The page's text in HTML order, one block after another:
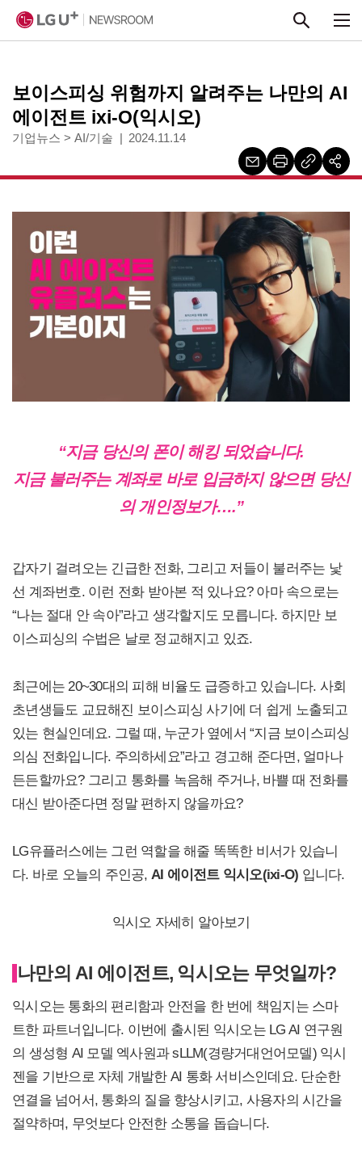
보이스피싱 위험까지 알려주는 나만의 AI
에이전트 ixi-O(익시오)
기업뉴스 > AI/기술 2024.11.14
“지금 당신의 폰이 해킹 되었습니다.
지금 불러주는 계좌로 바로 입금하지 않으면 당신
의 개인정보가….”
갑자기 걸려오는 긴급한 전화, 그리고 저들이 불러주는 낯
선 계좌번호. 이런 전화 받아본 적 있나요? 아마 속으로는
“나는 절대 안 속아”라고 생각할지도 모릅니다. 하지만 보
이스피싱의 수법은 날로 정교해지고 있죠.
최근에는 20~30대의 피해 비율도 급증하고 있습니다. 사회
초년생들도 교묘해진 보이스피싱 사기에 더 쉽게 노출되고
있는 현실인데요. 그럴 때, 누군가 옆에서 “지금 보이스피싱
의심 전화입니다. 주의하세요”라고 경고해 준다면, 얼마나
든든할까요? 그리고 통화를 녹음해 주거나, 바쁠 때 전화를
대신 받아준다면 정말 편하지 않을까요?
LG유플러스에는 그런 역할을 해줄 똑똑한 비서가 있습니
다. 바로 오늘의 주인공, AI 에이전트 익시오(ixi-O) 입니다.
익시오 자세히 알아보기
나만의 AI 에이전트, 익시오는 무엇일까?
익시오는 통화의 편리함과 안전을 한 번에 책임지는 스마
트한 파트너입니다. 이번에 출시된 익시오는 LG AI 연구원
의 생성형 AI 모델 엑사원과 sLLM(경량거대언어모델) 익시
젠을 기반으로 자체 개발한 AI 통화 서비스인데요. 단순한
연결을 넘어서, 통화의 질을 향상시키고, 사용자의 시간을
절약하며, 무엇보다 안전한 소통을 돕습니다.